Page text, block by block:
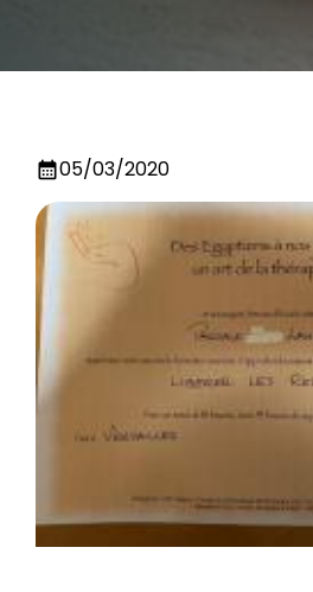
calendar_month05/03/2020